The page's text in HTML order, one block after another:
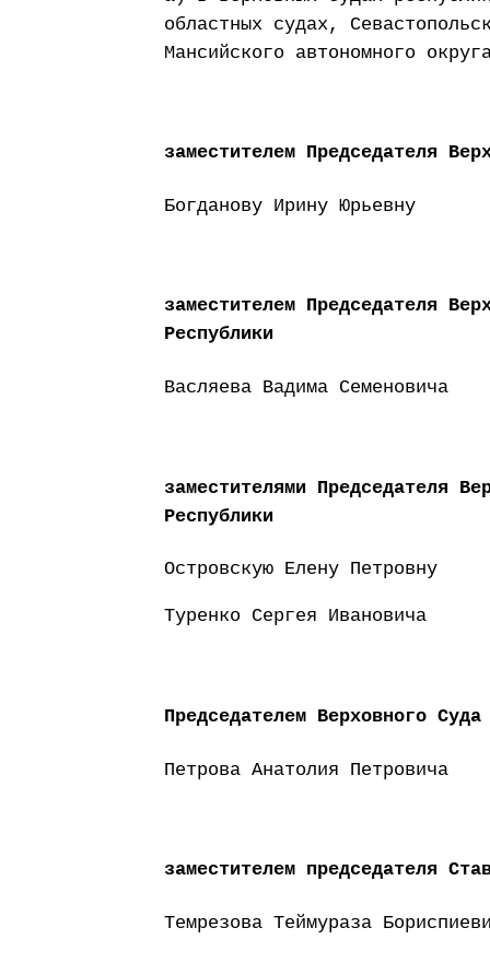
областных судах,
Мансийского автономного
заместителем Председателя
Богданову Ирину Юрьевну
заместителем Председателя
Республики
Васляева Вадима Семеновича
заместителями Председателя
Республики
Островскую Елену Петровну
Туренко Сергея Ивановича
Председателем Верховного
Петрова Анатолия Петровича
заместителем председателя
Темрезова Теймураза